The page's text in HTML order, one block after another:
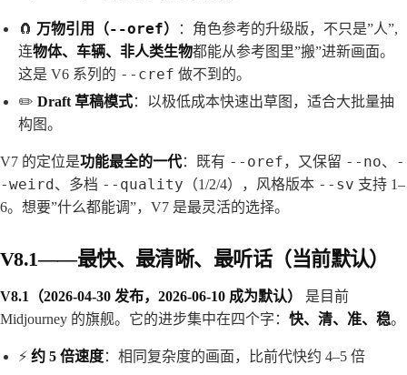
🧲 万物引用（--oref）
：角色参考的升级版，不只是”人”,
连物体、车辆、非人类生物都能从参考图里”搬”进新画面。
这是 V6 系列的 --cref 做不到的。
✏️ Draft 草稿模式：以极低成本快速出草图，适合大批量抽
构图。
V7 的定位是功能最全的一代：既有 --oref，又保留 --no、
-
-weird 、多档 --quality （1/2/4），风格版本 --sv 支持 1–
6。想要”什么都能调”，V7 是最灵活的选择。
V8.1——最快、最清晰、最听话（当前默认）
V8.1（2026-04-30 发布，2026-06-10 成为默认）
是目前
Midjourney 的旗舰。它的进步集中在四个字： 快、清、准、稳。
⚡ 约 5 倍速度：相同复杂度的画面，比前代快约 4–5 倍